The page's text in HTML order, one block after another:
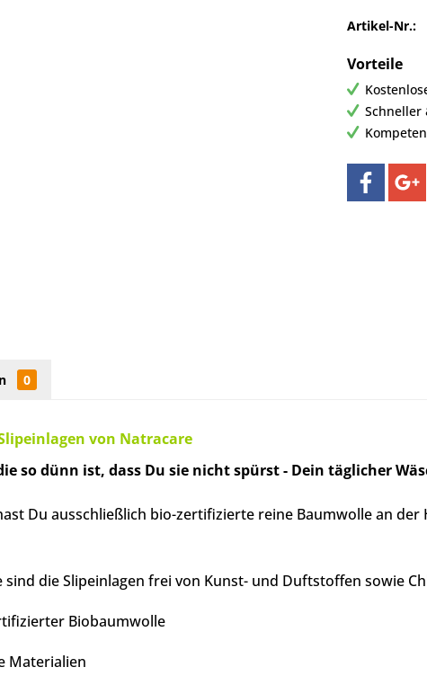
Artikel-Nr.:
Vorteile
Schneller
0
von Natracare
so dünn ist, dass Du sie nicht spürst - Dein täglicher
Du ausschließlich bio-zertifizierte reine Baumwolle an
die Slipeinlagen frei von Kunst- und Duftstoffen sowie
Biobaumwolle
Materialien